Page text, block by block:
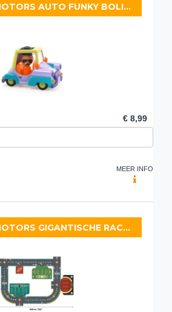
DJECO CRAZY MOTORS AUTO FUNKY BOLIDE
€ 8,99
MEER INFO
DJECO CRAZY MOTORS GIGANTISCHE RACEBAAN